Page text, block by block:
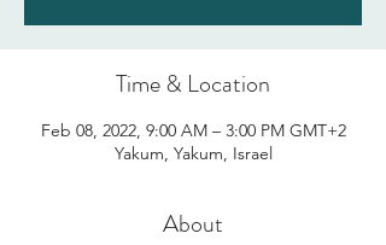
Time & Location
Feb 08, 2022, 9:00 AM – 3:00 PM GMT+2
Yakum, Yakum, Israel
About